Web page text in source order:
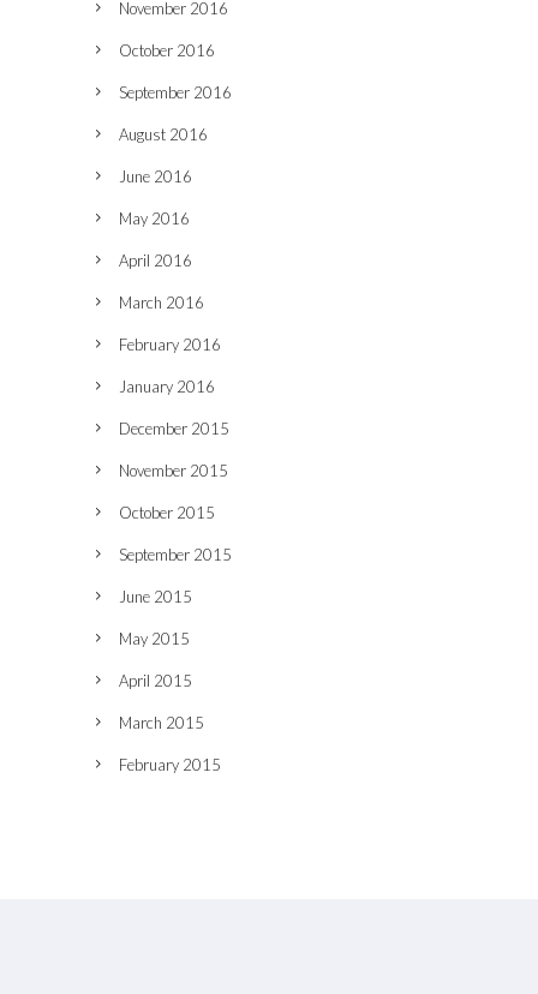
November 2016
October 2016
September 2016
August 2016
June 2016
May 2016
April 2016
March 2016
February 2016
January 2016
December 2015
November 2015
October 2015
September 2015
June 2015
May 2015
April 2015
March 2015
February 2015